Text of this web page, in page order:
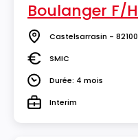
Boulanger F/H
Lieu Castelsarrasin - 82100
Salaire
SMIC
DuréeDurée: 4 mois
TypeInterim